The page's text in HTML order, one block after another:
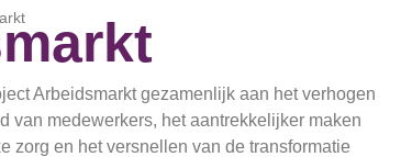
Arbeidsmarkt gezamenlijk aan het verhogen
van medewerkers, het aantrekkelijker maken
zorg en het versnellen van de transformatie